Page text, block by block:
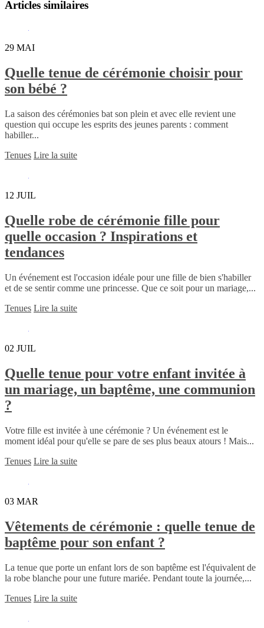
Articles similaires
29 MAI
Quelle tenue de cérémonie choisir pour
son bébé ?
La saison des cérémonies bat son plein et avec elle revient une
question qui occupe les esprits des jeunes parents : comment
habiller...
Tenues Lire la suite
12 JUIL
Quelle robe de cérémonie fille pour
quelle occasion ? Inspirations et
tendances
Un événement est l'occasion idéale pour une fille de bien s'habiller
et de se sentir comme une princesse. Que ce soit pour un mariage,...
Tenues Lire la suite
02 JUIL
Quelle tenue pour votre enfant invitée à
un mariage, un baptême, une communion
?
Votre fille est invitée à une cérémonie ? Un événement est le
moment idéal pour qu'elle se pare de ses plus beaux atours ! Mais...
Tenues Lire la suite
03 MAR
Vêtements de cérémonie : quelle tenue de
baptême pour son enfant ?
La tenue que porte un enfant lors de son baptême est l'équivalent de
la robe blanche pour une future mariée. Pendant toute la journée,...
Tenues Lire la suite